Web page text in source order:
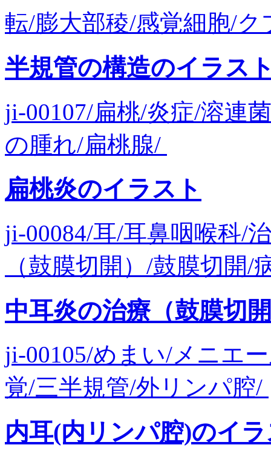
転/膨大部稜/感覚細胞/ク
半規管の構造のイラス
ji-00107/扁桃/炎症/溶連
の腫れ/扁桃腺/
扁桃炎のイラスト
ji-00084/耳/耳鼻咽喉科/
（鼓膜切開）/鼓膜切開/
中耳炎の治療（鼓膜切
ji-00105/めまい/メニエ
覚/三半規管/外リンパ腔/
内耳(内リンパ腔)のイ